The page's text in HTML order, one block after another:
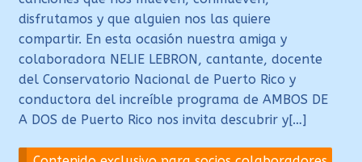
disfrutamos y que alguien nos las quiere
compartir. En esta ocasión nuestra amiga y
colaboradora NELIE LEBRON, cantante, docente
del Conservatorio Nacional de Puerto Rico y
conductora del increíble programa de AMBOS DE
A DOS de Puerto Rico nos invita descubrir y[…]